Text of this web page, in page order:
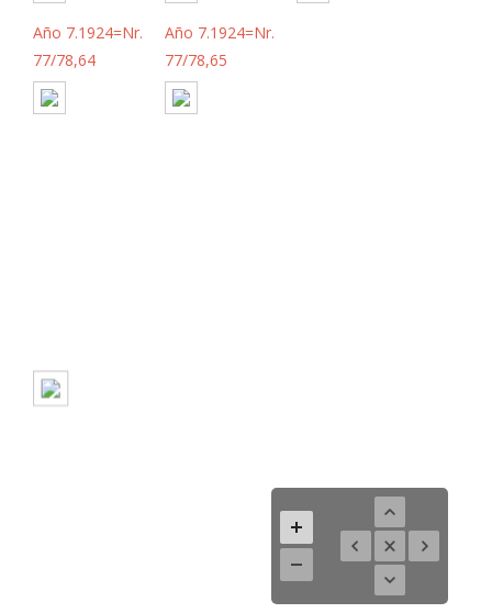
Año 7.1924=Nr.
77/78,64
Año 7.1924=Nr.
77/78,65